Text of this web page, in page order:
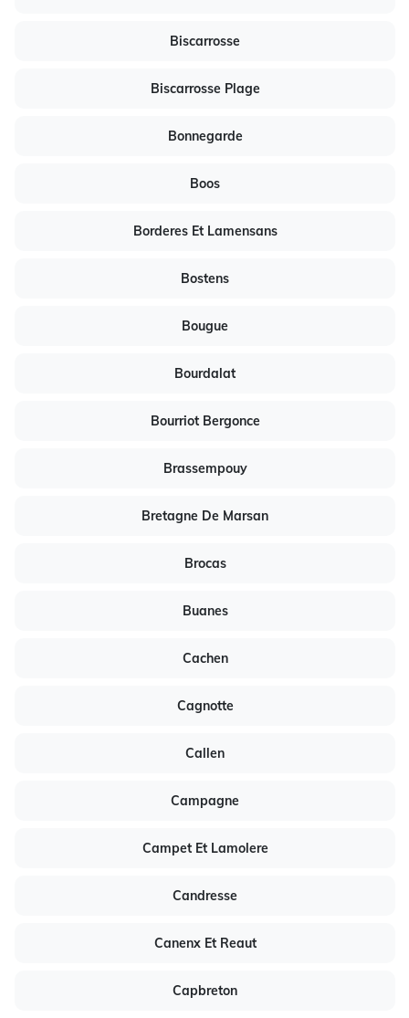
Biscarrosse
Biscarrosse Plage
Bonnegarde
Boos
Borderes Et Lamensans
Bostens
Bougue
Bourdalat
Bourriot Bergonce
Brassempouy
Bretagne De Marsan
Brocas
Buanes
Cachen
Cagnotte
Callen
Campagne
Campet Et Lamolere
Candresse
Canenx Et Reaut
Capbreton